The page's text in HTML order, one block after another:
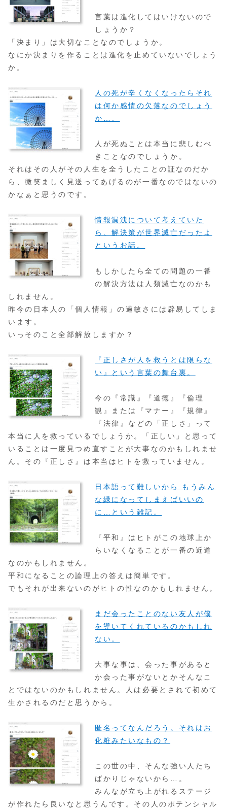
言葉は進化してはいけないので
しょうか？
「決まり」は大切なことなのでしょうか。
なにか決まりを作ることは進化を止めていないでしょう
か。
人の死が辛くなくなったらそれ
は何か感情の欠落なのでしょう
か…。
人が死ぬことは本当に悲しむべ
きことなのでしょうか。
それはその人がその人生を全うしたことの証なのだか
ら、微笑ましく見送ってあげるのが一番なのではないの
かなぁと思うのです。
情報漏洩について考えていた
ら、解決策が世界滅亡だったよ
というお話。
もしかしたら全ての問題の一番
の解決方法は人類滅亡なのかも
しれません。
昨今の日本人の「個人情報」の過敏さには辟易してしま
います。
いっそのこと全部解放しますか？
『正しさが人を救うとは限らな
い』という言葉の舞台裏。
今の『常識』『道徳』『倫理
観』または『マナー』『規律』
『法律』などの「正しさ」って
本当に人を救っているでしょうか。「正しい」と思って
いることは一度見つめ直すことが大事なのかもしれませ
ん。その『正しさ』は本当はヒトを救っていません。
日本語って難しいから もうみん
な緑になってしまえばいいの
に…という雑記。
『平和』はヒトがこの地球上か
らいなくなることが一番の近道
なのかもしれません。
平和になることの論理上の答えは簡単です。
でもそれが出来ないのがヒトの性なのかもしれません。
まだ会ったことのない友人が僕
を導いてくれているのかもしれ
ない。
大事な事は、会った事があると
か会った事がないとかそんなこ
とではないのかもしれません。人は必要とされて初めて
生かされるのだと思うから。
匿名ってなんだろう。それはお
化粧みたいなもの？
この世の中、そんな強い人たち
ばかりじゃないから…。
みんなが立ち上がれるステージ
が作れたら良いなと思うんです。その人のポテンシャル